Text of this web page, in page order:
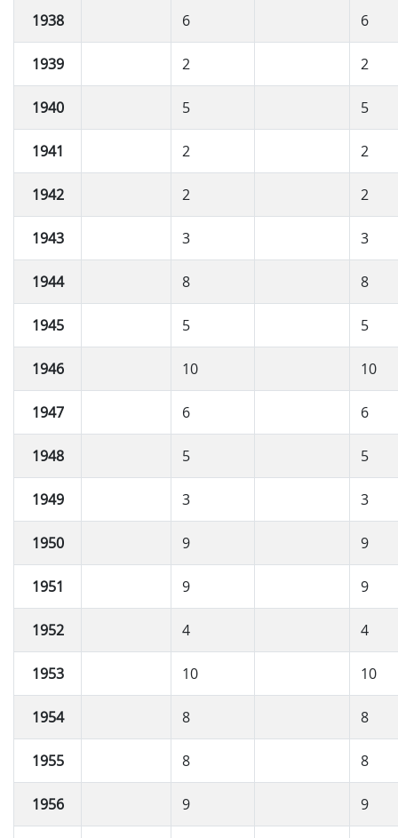
1938 6 6
1939 2 2
1940 5 5
1941 2 2
1942 2 2
1943 3 3
1944 8 8
1945 5 5
1946 10 10
1947 6 6
1948 5 5
1949 3 3
1950 9 9
1951 9 9
1952 4 4
1953 10 10
1954 8 8
1955 8 8
1956 9 9